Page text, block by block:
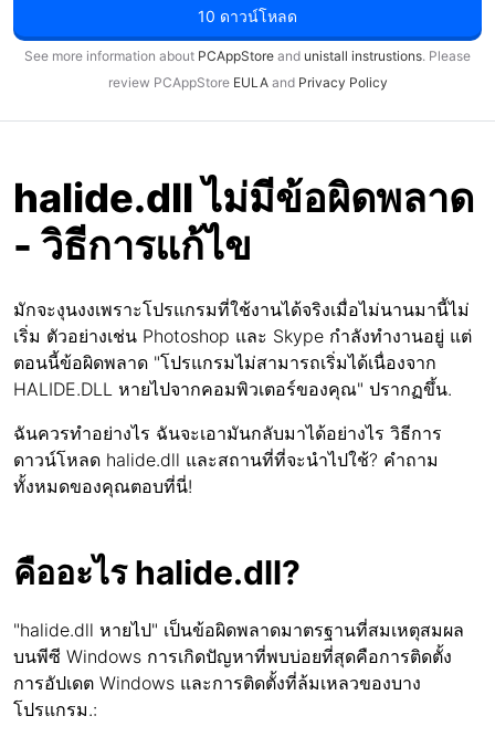
10 ดาวน์โหลด
See more information about PCAppStore and unistall instrustions. Please
review PCAppStore EULAand Privacy Policy
halide.dll ไม่มีข้อผิดพลาด
- วิธีการแก้ไข
มักจะงุนงงเพราะโปรแกรมที่ใช้งานได้จริงเมื่อไม่นานมานี้ไม่
เริ่ม ตัวอย่างเช่น Photoshop และ Skype กำลังทำงานอยู่ แต่
ตอนนี้ข้อผิดพลาด "โปรแกรมไม่สามารถเริ่มได้เนื่องจาก
HALIDE.DLL หายไปจากคอมพิวเตอร์ของคุณ" ปรากฏขึ้น.
ฉันควรทำอย่างไร ฉันจะเอามันกลับมาได้อย่างไร วิธีการ
ดาวน์โหลด halide.dll และสถานที่ที่จะนำไปใช้? คำถาม
ทั้งหมดของคุณตอบที่นี่!
คืออะไร halide.dll?
"halide.dll หายไป" เป็นข้อผิดพลาดมาตรฐานที่สมเหตุสมผล
บนพีซี Windows การเกิดปัญหาที่พบบ่อยที่สุดคือการติดตั้ง
การอัปเดต Windows และการติดตั้งที่ล้มเหลวของบาง
โปรแกรม.: